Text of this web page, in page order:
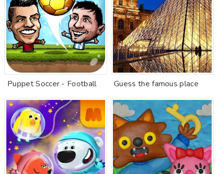
Puppet Soccer - Football Guess the famous place